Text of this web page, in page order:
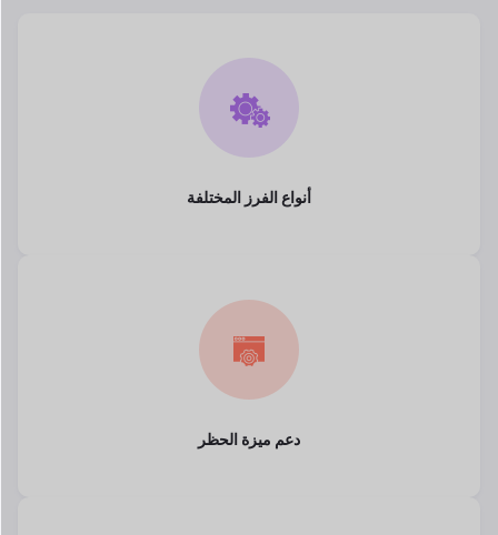
أنواع الفرز المختلفة
دعم ميزة الحظر